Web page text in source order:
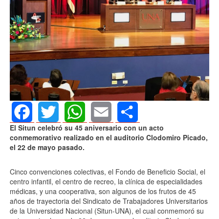
FacebookTwitter WhatsAppEmail Share
El Situn celebró su 45 aniversario con un acto
conmemorativo realizado en el auditorio Clodomiro Picado,
el 22 de mayo pasado.
Cinco convenciones colectivas, el Fondo de Beneficio Social, el
centro infantil, el centro de recreo, la clínica de especialidades
médicas, y una cooperativa, son algunos de los frutos de 45
años de trayectoria del Sindicato de Trabajadores Universitarios
de la Universidad Nacional (Situn-UNA), el cual conmemoró su